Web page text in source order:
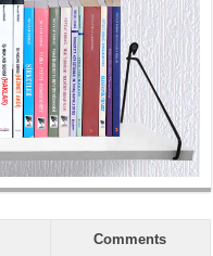
Comments